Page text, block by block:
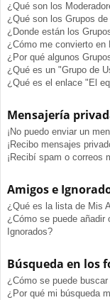
¿Qué son los
¿Qué son los Grupos
¿Donde están los
¿Cómo me convierto en
¿Por qué algunos
¿Qué es un "Grupo de
¿Qué es el enlace "El
Mensajería
¡No puedo enviar un
¡Recibo mensajes
¡Recibí spam o correos
Amigos e
¿Qué es la lista de Mis
¿Cómo se puede añadir
Ignorados?
Búsqueda en los
¿Cómo se puede
¿Por qué mi búsqueda